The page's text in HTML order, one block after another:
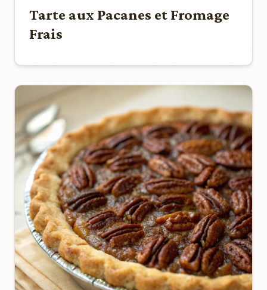
Tarte aux Pacanes et Fromage
Frais